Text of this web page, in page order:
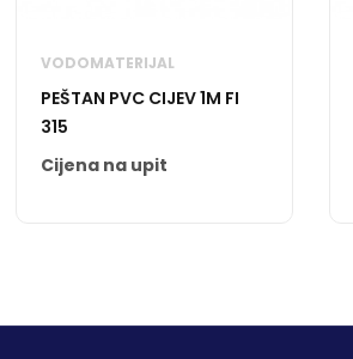
VODOMATERIJAL
PEŠTAN PVC CIJEV 1M FI
315
Cijena na upit